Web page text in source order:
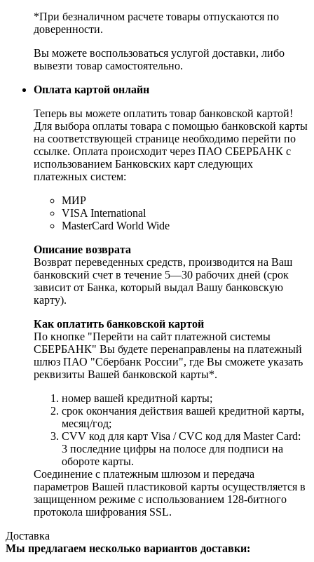
*При безналичном расчете товары отпускаются по
доверенности.
Вы можете воспользоваться услугой доставки, либо
вывезти товар самостоятельно.
Оплата картой онлайн
Теперь вы можете оплатить товар банковской картой!
Для выбора оплаты товара с помощью банковской карты
на соответствующей странице необходимо перейти по
ссылке. Оплата происходит через ПАО СБЕРБАНК с
использованием Банковских карт следующих
платежных систем:
МИР
VISA International
MasterCard World Wide
Описание возврата
Возврат переведенных средств, производится на Ваш
банковский счет в течение 5—30 рабочих дней (срок
зависит от Банка, который выдал Вашу банковскую
карту).
Как оплатить банковской картой
По кнопке "Перейти на сайт платежной системы
СБЕРБАНК" Вы будете перенаправлены на платежный
шлюз ПАО "Сбербанк России", где Вы сможете указать
реквизиты Вашей банковской карты*.
номер вашей кредитной карты;
cрок окончания действия вашей кредитной карты,
месяц/год;
CVV код для карт Visa / CVC код для Master Card:
3 последние цифры на полосе для подписи на
обороте карты.
Соединение с платежным шлюзом и передача
параметров Вашей пластиковой карты осуществляется в
защищенном режиме с использованием 128-битного
протокола шифрования SSL.
Доставка
Мы предлагаем несколько вариантов доставки: